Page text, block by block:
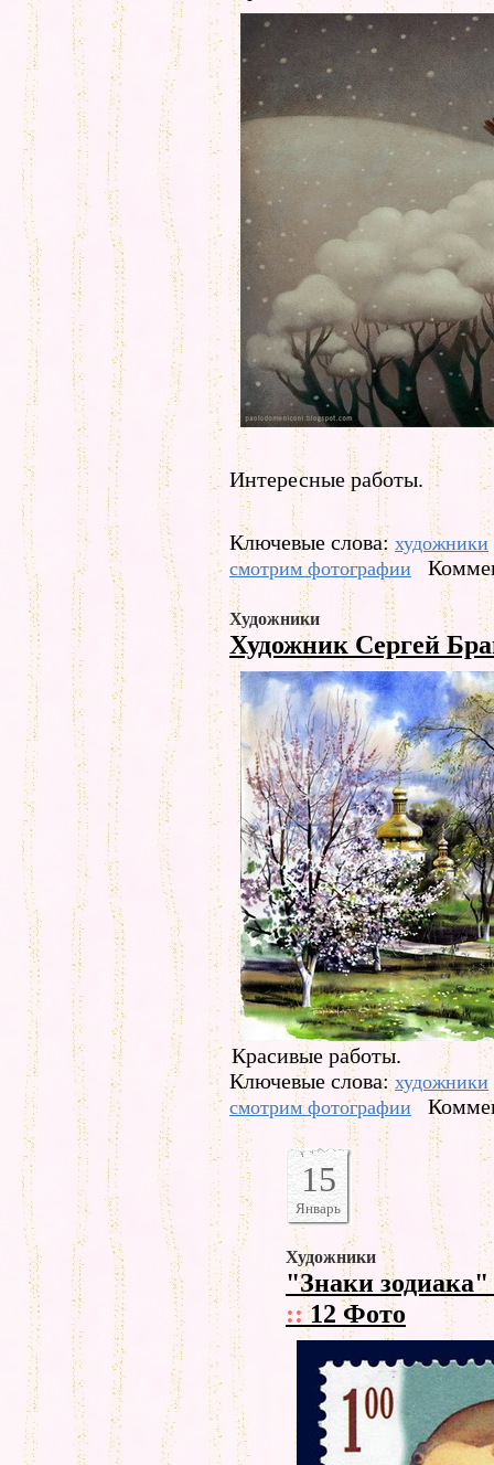
Интересные работы.
Ключевые слова: художники
смотрим фотографии
Художники
Художник Сергей
Красивые работы.
Ключевые слова:художники
смотрим фотографии
15
Январь
Художники
"Знаки
::12 Фото